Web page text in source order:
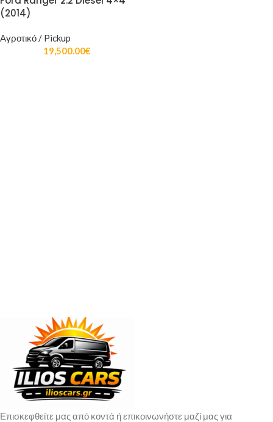
(2014)
Αγροτικό / Pickup
19,500.00€
Επισκεφθείτε μας από κοντά ή επικοινωνήστε μαζί μας για